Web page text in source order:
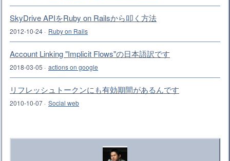
SkyDrive APIをRuby on Railsから叩く方法
2012-10-24 · Ruby on Rails
Account Linking "Implicit Flows"の日本語訳です
2018-03-05 · actions on google
リフレッシュトークンにも有効期間があるんです
2010-10-07 · Social web